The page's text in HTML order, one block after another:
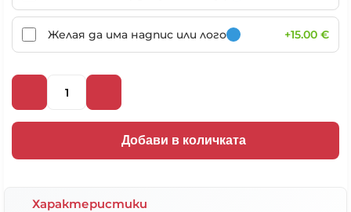
Желая да има надпис или лого +15.00 €
Добави в количката
Характеристики